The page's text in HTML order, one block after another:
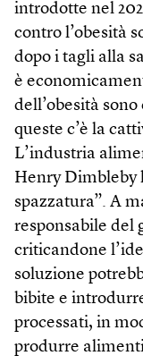
introdotte nel
contro l’obesità
dopo i tagli alla
è
dell’obesità
queste c’è la
L’industria
Henry Dimbleby
spazzatura”. A
responsabile del
criticandone
soluzione
bibite e
processati, in
produrre